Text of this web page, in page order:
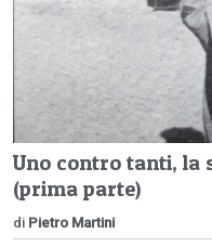
Uno contro tanti, la
(prima parte)
di Pietro Martini